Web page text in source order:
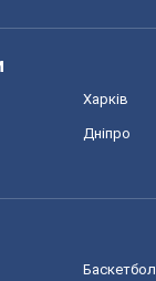
Харків
Дніпро
Баскетбол